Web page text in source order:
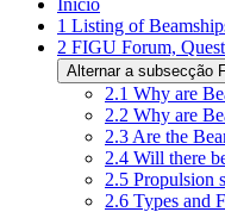
1 Listing of
2 FIGU Forum,
Alternar a subsecção
2.1 Why are
2.2 Why are
2.3 Are the
2.4 Will there
2.5 Propulsion
2.6 Types and